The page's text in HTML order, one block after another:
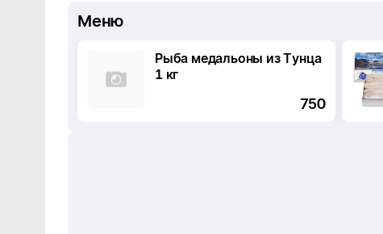
Меню
Рыба медальоны из Тунца
1 кг
750